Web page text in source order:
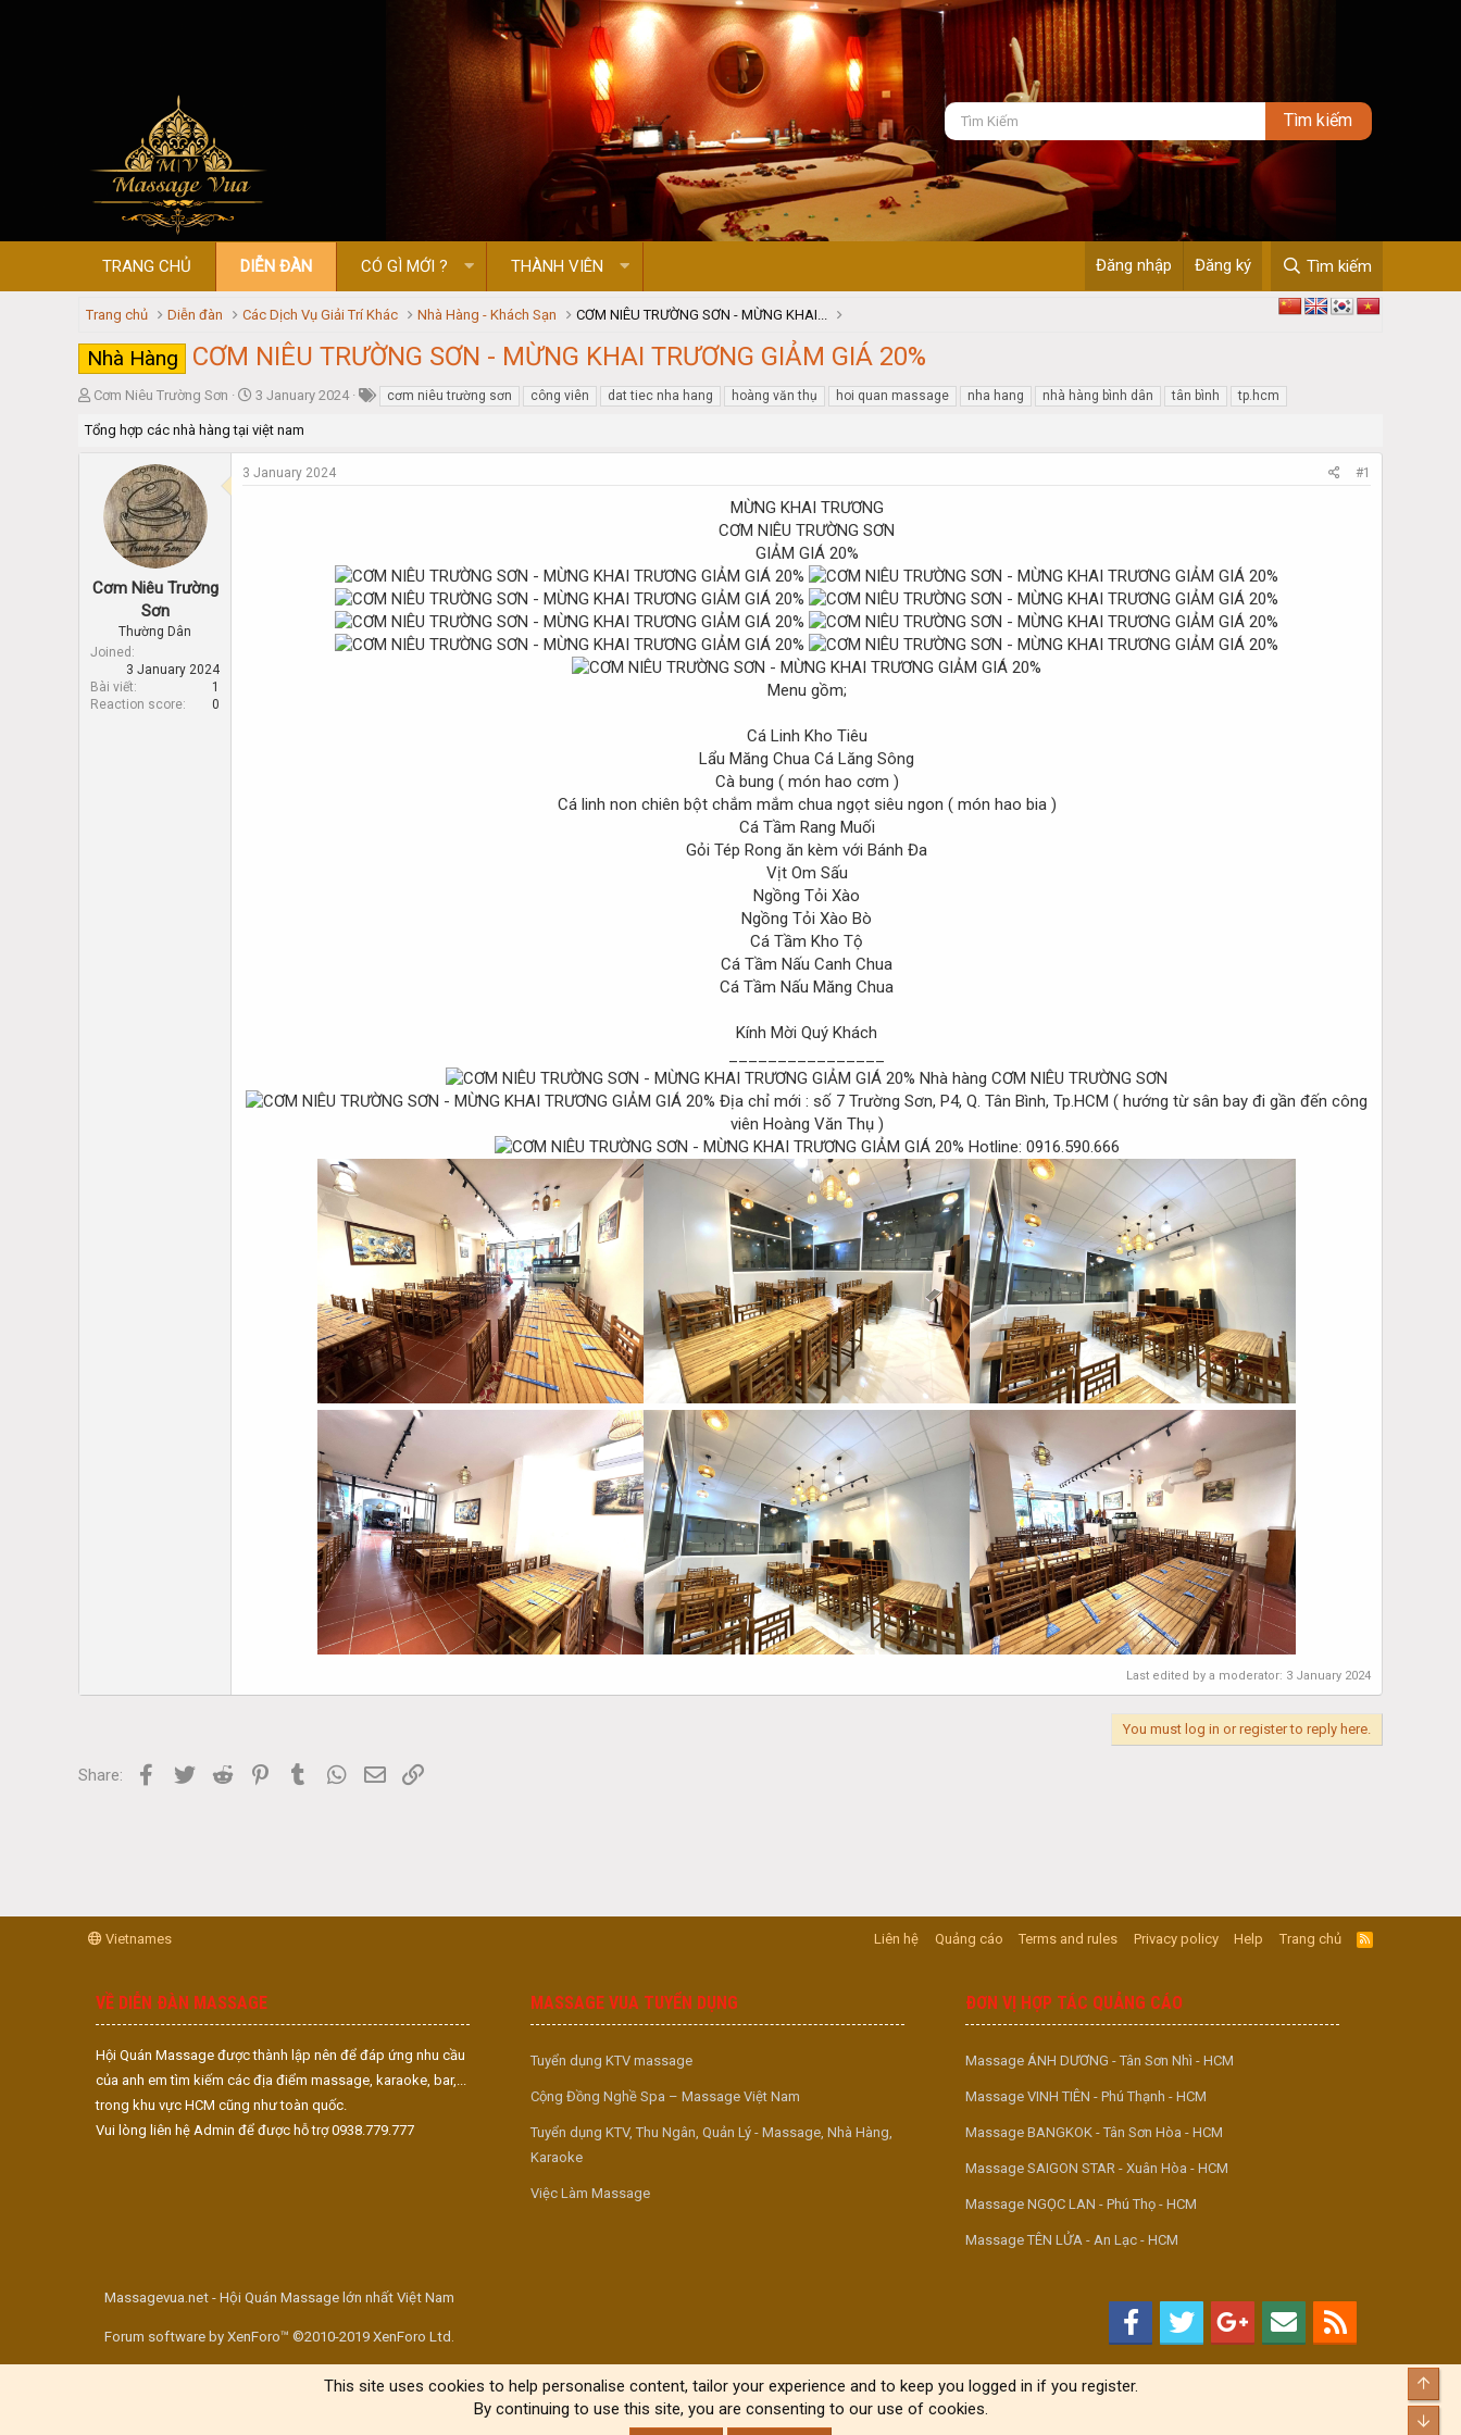
TRANG CHỦ DIỄN ĐÀN CÓ GÌ MỚI ? THÀNH VIÊN Đăng nhập Đăng ký Tìm kiếm
Trang chủ Diễn đàn Các Dịch Vụ Giải Trí Khác Nhà Hàng - Khách Sạn CƠM NIÊU TRƯỜNG SƠN - MỪNG KHAI...
Nhà Hàng CƠM NIÊU TRƯỜNG SƠN - MỪNG KHAI TRƯƠNG GIẢM GIÁ 20%
T
r
t
Cơm Niêu Trường Sơn
S
a
r
t
3 January 2024 cơm niêu trường sơn công viên dat tiec nha hang hoàng văn thụ hoi quan massage nha hang nhà hàng bình dân tân bình tp.hcm
Tổng hợp các nhà hàng tại việt nam
Cơm Niêu Trường
Sơn
Thường Dân
Joined
3 January 2024
Bài viết
1
Reaction score
0
3 January 2024 #1
MỪNG KHAI TRƯƠNG
CƠM NIÊU TRƯỜNG SƠN
GIẢM GIÁ 20%
Menu gồm;
Cá Linh Kho Tiêu
Lẩu Măng Chua Cá Lăng Sông
Cà bung ( món hao cơm )
Cá linh non chiên bột chắm mắm chua ngọt siêu ngon ( món hao bia )
Cá Tầm Rang Muối
Gỏi Tép Rong ăn kèm với Bánh Đa
Vịt Om Sấu
Ngồng Tỏi Xào
Ngồng Tỏi Xào Bò
Cá Tầm Kho Tộ
Cá Tầm Nấu Canh Chua
Cá Tầm Nấu Măng Chua
Kính Mời Quý Khách
Nhà hàng CƠM NIÊU TRƯỜNG SƠN
Địa chỉ mới : số 7 Trường Sơn, P4, Q. Tân Bình, Tp.HCM ( hướng từ sân bay đi gần đến công
viên Hoàng Văn Thụ )
Hotline: 0916.590.666
Last edited by a moderator: 3 January 2024
You must log in or register to reply here.
Share: Facebook
Twitter Reddit PinterestTumblr WhatsApp
Email
Vietnames Liên hệ Quảng cáo Terms and rules Privacy policy Help Trang chủ
R
S
VỀ DIỄN ĐÀN MASSAGE
Hội Quán Massage được thành lập nên để đáp ứng nhu cầu
của anh em tìm kiếm các địa điểm massage, karaoke, bar,...
trong khu vực HCM cũng như toàn quốc.
Vui lòng liên hệ Admin để được hỗ trợ 0938.779.777
MASSAGE VUA TUYỂN DỤNG
Tuyển dụng KTV massage
Cộng Đồng Nghề Spa – Massage Việt Nam
Tuyển dụng KTV, Thu Ngân, Quản Lý - Massage, Nhà Hàng,
Karaoke
Việc Làm Massage
ĐƠN VỊ HỢP TÁC QUẢNG CÁO
Massage ÁNH DƯƠNG - Tân Sơn Nhì - HCM
Massage VINH TIÊN - Phú Thạnh - HCM
Massage BANGKOK - Tân Sơn Hòa - HCM
Massage SAIGON STAR - Xuân Hòa - HCM
Massage NGỌC LAN - Phú Thọ - HCM
Massage TÊN LỬA - An Lạc - HCM
Massagevua.net - Hội Quán Massage lớn nhất Việt Nam
Forum software by XenForo™ ©2010-2019 XenForo Ltd.
This site uses cookies to help personalise content, tailor your experience and to keep you logged in if you register.
By continuing to use this site, you are consenting to our use of cookies.
Top